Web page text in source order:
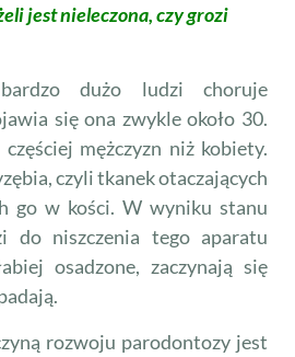
jest nieleczona, czy grozi
dużo ludzi choruje
się ona zwykle około 30.
mężczyzn niż kobiety.
czyli tkanek otaczających
go w kości. W wyniku stanu
do niszczenia tego aparatu
osadzone, zaczynają się
rozwoju parodontozy jest